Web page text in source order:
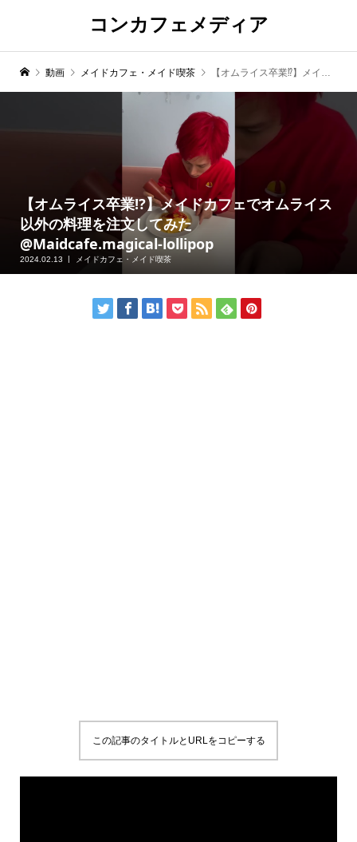
コンカフェメディア
動画 メイドカフェ・メイド喫茶 【オムライス卒業⁉️】メイドカフェでオムライス以外の料理を注文してみた @Maidcafe.magical-lollipop
【オムライス卒業⁉️】メイドカフェでオムライス
以外の料理を注文してみた
@Maidcafe.magical-lollipop
2024.02.13 メイドカフェ・メイド喫茶
この記事のタイトルとURLをコピーする